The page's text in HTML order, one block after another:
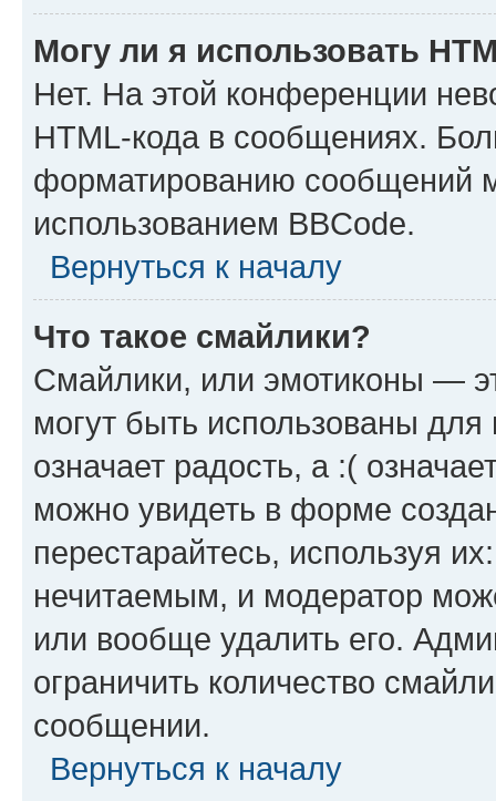
Могу ли я использовать
Нет. На этой конференции
HTML-кода в сообщениях.
форматированию сообщений
использованием BBCode.
Вернуться к началу
Что такое смайлики?
Смайлики, или эмотиконы —
могут быть использованы
означает радость, а :(
можно увидеть в форме
перестарайтесь, используя
нечитаемым, и модератор
или вообще удалить его.
ограничить количество
сообщении.
Вернуться к началу